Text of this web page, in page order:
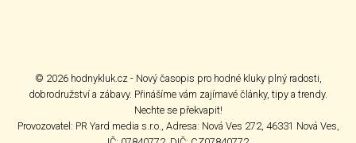
© 2026 hodnykluk.cz - Nový časopis pro hodné kluky plný radosti,
dobrodružství a zábavy. Přinášíme vám zajímavé články, tipy a trendy.
Nechte se překvapit!
Provozovatel: PR Yard media s.r.o., Adresa: Nová Ves 272, 46331 Nová Ves,